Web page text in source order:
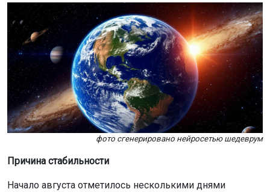
фото сгенерировано нейросетью шедеврум
Причина стабильности
Начало августа отметилось несколькими днями